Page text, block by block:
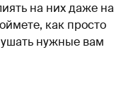
на них даже на
как просто
нужные вам